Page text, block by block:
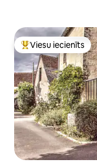
Populārs viesu
Viesu iecienīts